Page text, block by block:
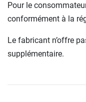
Pour le
conformément à la
Le fabricant n’offre
supplémentaire.